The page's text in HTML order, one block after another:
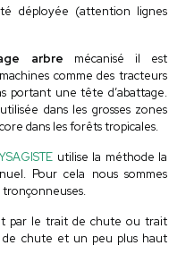
déployée (attention lignes
arbre mécanisé il est
comme des tracteurs
portant une tête d’abattage.
dans les grosses zones
dans les forêts tropicales.
utilise la méthode la
Pour cela nous sommes
tronçonneuses.
par le trait de chute ou trait
de chute et un peu plus haut